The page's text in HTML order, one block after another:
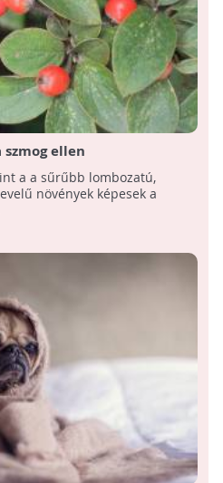
ellen
a a sűrűbb lombozatú,
növények képesek a